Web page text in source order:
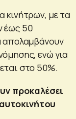
κινήτρων, με τα
έως 50
απολαμβάνουν
ενώ για
στο 50%.
προκαλέσει